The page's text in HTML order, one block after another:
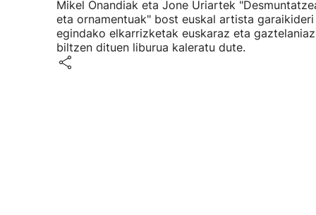
Mikel Onandiak eta Jone Uriartek
eta ornamentuak" bost euskal artista garaikideri
egindako elkarrizketak euskaraz eta gaztelaniaz
biltzen dituen liburua kaleratu dute.